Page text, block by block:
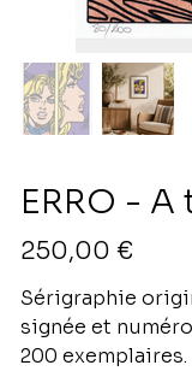
ERRO -
Prix
250,00 €
Sérigraphie
signée et
200 exemplaires.